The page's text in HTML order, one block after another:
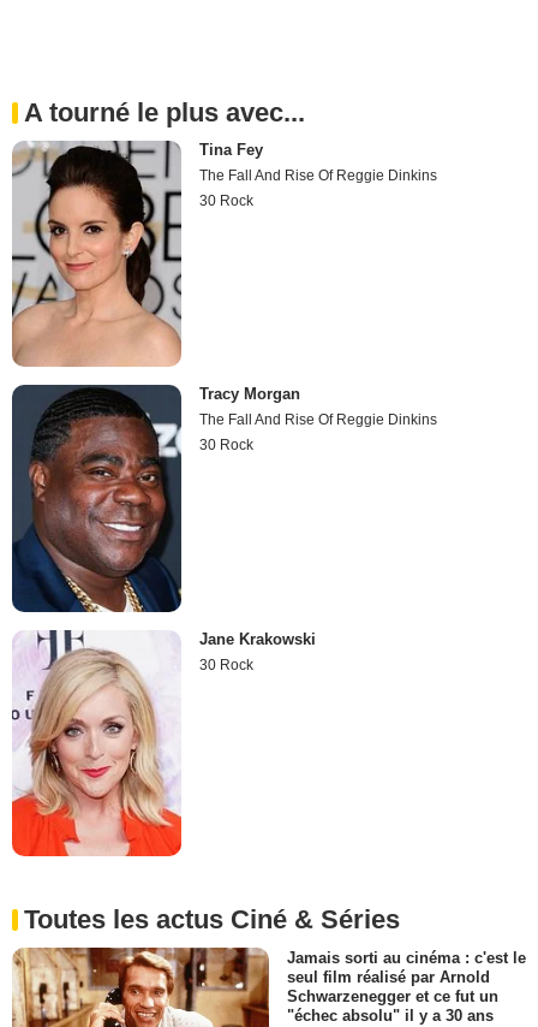
A tourné le plus avec...
Tina Fey
The Fall And Rise Of Reggie Dinkins
30 Rock
Tracy Morgan
The Fall And Rise Of Reggie Dinkins
30 Rock
Jane Krakowski
30 Rock
Toutes les actus Ciné & Séries
Jamais sorti au cinéma : c'est le
seul film réalisé par Arnold
Schwarzenegger et ce fut un
"échec absolu" il y a 30 ans